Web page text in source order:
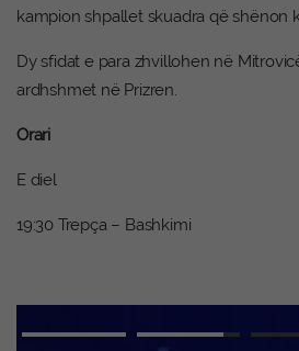
kampion shpallet skuadra që shënon
Dy sfidat e para zhvillohen në
ardhshmet në Prizren.
Orari
E diel
19:30 Trepça – Bashkimi